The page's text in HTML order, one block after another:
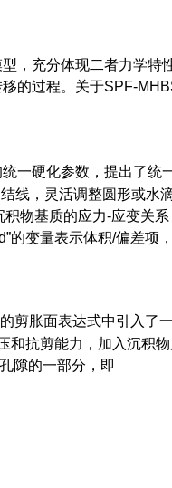
，充分体现二者力学特
的过程。关于SPF-
一硬化参数，提出了统
线，灵活调整圆形或水
物基质的应力-应变关系
变量表示体积/偏差项，
剪胀面表达式中引入了
和抗剪能力，加入沉积
隙的一部分，即